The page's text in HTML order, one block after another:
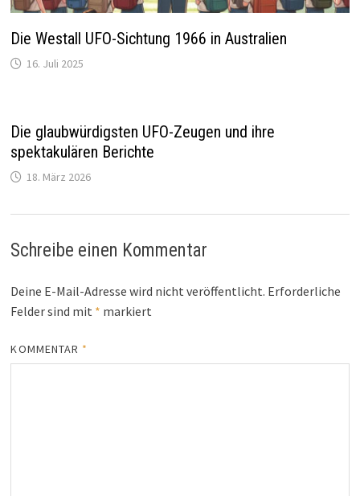
Die Westall UFO-Sichtung 1966 in Australien
16. Juli 2025
Die glaubwürdigsten UFO-Zeugen und ihre
spektakulären Berichte
18. März 2026
Schreibe einen Kommentar
Deine E-Mail-Adresse wird nicht veröffentlicht. Erforderliche
Felder sind mit * markiert
KOMMENTAR *